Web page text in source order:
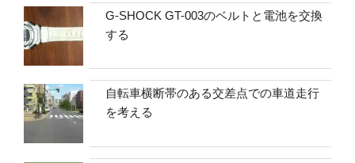
G-SHOCK GT-003のベルトと電池を交換
する
自転車横断帯のある交差点での車道走行
を考える